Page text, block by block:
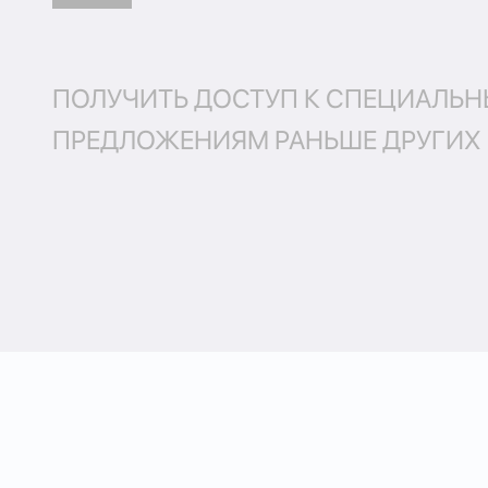
ПОЛУЧИТЬ ДОСТУП К
ПРЕДЛОЖЕНИЯМ РАНЬШЕ ДРУГИХ